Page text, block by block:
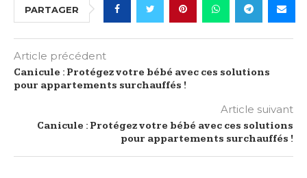
PARTAGER
Article précédent
Canicule : Protégez votre bébé avec ces solutions
pour appartements surchauffés !
Article suivant
Canicule : Protégez votre bébé avec ces solutions
pour appartements surchauffés !